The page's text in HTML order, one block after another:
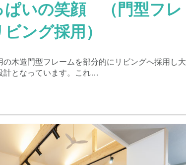
ぱいの笑顔 （門型フレ
ング採用）
の木造門型フレームを部分的にリビングへ採用し大
計となっています。これ…